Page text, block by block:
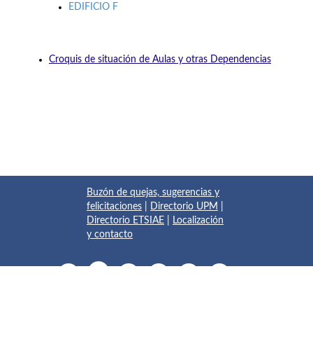
EDIFICIO F
Croquis de situación de Aulas y otras Dependencias
Buzón de quejas, sugerencias y
felicitaciones
Directorio UPM
Directorio ETSIAE
Localización
y contacto